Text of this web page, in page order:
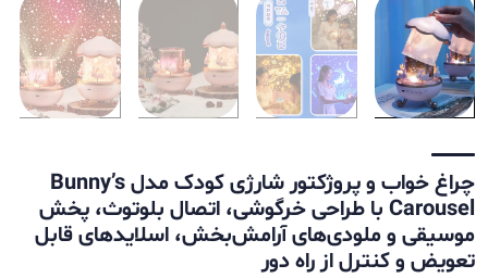
چراغ خواب و پروژکتور شارژی کودک مدل Bunny’s
Carousel با طراحی خرگوشی، اتصال بلوتوث، پخش
موسیقی و ملودی‌های آرامش‌بخش، اسلایدهای قابل
تعویض و کنترل از راه دور